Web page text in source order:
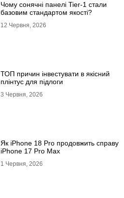
Чому сонячні панелі Tier-1 стали
базовим стандартом якості?
12 Червня, 2026
ТОП причин інвестувати в якісний
плінтус для підлоги
3 Червня, 2026
Як iPhone 18 Pro продовжить справу
iPhone 17 Pro Max
1 Червня, 2026